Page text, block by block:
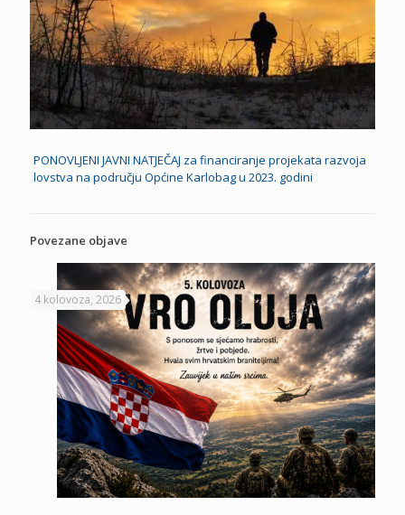
PONOVLJENI JAVNI NATJEČAJ za financiranje projekata razvoja
lovstva na području Općine Karlobag u 2023. godini
Povezane objave
4 kolovoza, 2026